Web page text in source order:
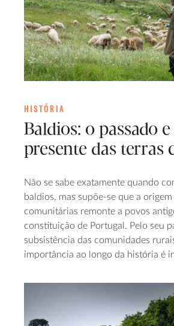
HISTÓRIA
Baldios: o passado
presente das terras
Não se sabe exatamente quando
baldios, mas supõe-se que a
comunitárias remonte a povos
constituição de Portugal. Pelo seu
subsistência das comunidades
importância ao longo da história é